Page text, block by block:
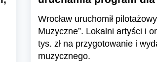
Wrocław uruchomił
Muzyczne”. Lokalni artyści i
tys. zł na przygotowanie i
muzycznego.